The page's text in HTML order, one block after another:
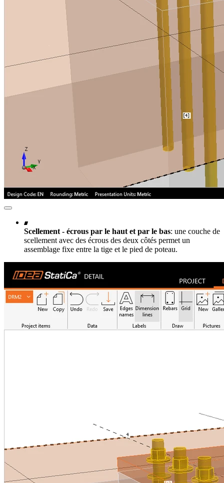
Scellement - écrous par le haut et par le bas: une couche de
scellement avec des écrous des deux côtés permet un
assemblage fixe entre la tige et le pied de poteau.